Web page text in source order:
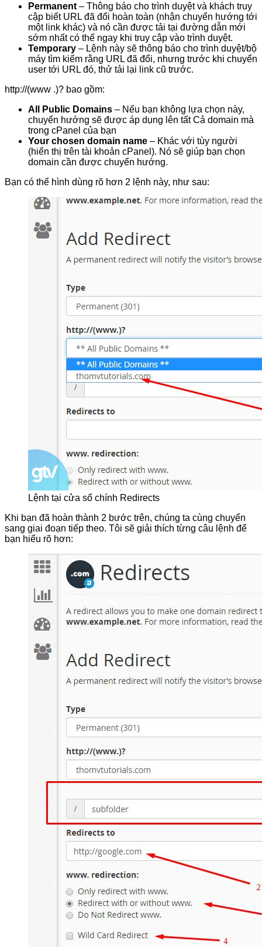
Permanent – Thông báo cho trình duyệt và khách truy
cập biết URL đã đổi hoàn toàn (nhận chuyển hướng tới
một link khác) và nó cần được tải tại đường dẫn mới
sớm nhất có thể ngay khi truy cập vào trình duyệt.
Temporary – Lệnh này sẽ thông báo cho trình duyệt/bộ
máy tìm kiếm rằng URL đã đổi, nhưng trước khi chuyển
user tới URL đó, thử tải lại link cũ trước.
http://(www .)? bao gồm:
All Public Domains – Nếu bạn không lựa chọn này,
chuyển hướng sẽ được áp dụng lên tất Cả domain mà
trong cPanel của bạn
Your chosen domain name – Khác với tùy người
(hiển thị trên tài khoản cPanel). Nó sẽ giúp bạn chọn
domain cần được chuyển hướng.
Bạn có thể hình dùng rõ hơn 2 lệnh này, như sau:
Lệnh tại cửa sổ chính Redirects
Khi bạn đã hoàn thành 2 bước trên, chúng ta cùng chuyển
sang giai đoạn tiếp theo. Tôi sẽ giải thích từng câu lệnh để
bạn hiểu rõ hơn: